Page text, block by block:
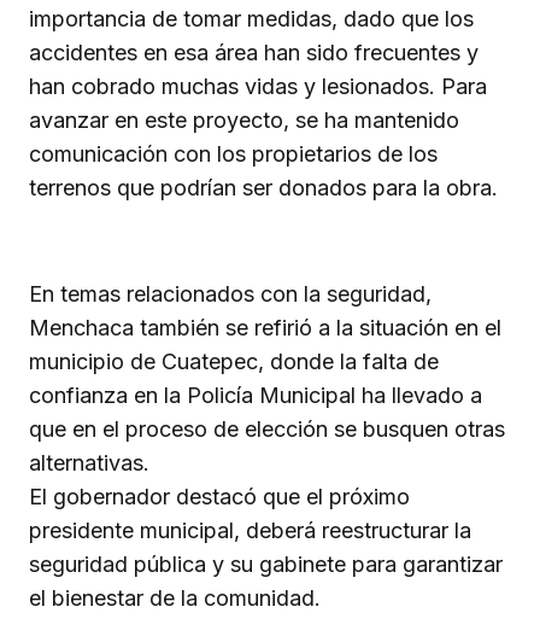
importancia de tomar medidas, dado que los
accidentes en esa área han sido frecuentes y
han cobrado muchas vidas y lesionados. Para
avanzar en este proyecto, se ha mantenido
comunicación con los propietarios de los
terrenos que podrían ser donados para la obra.
En temas relacionados con la seguridad,
Menchaca también se refirió a la situación en el
municipio de Cuatepec, donde la falta de
confianza en la Policía Municipal ha llevado a
que en el proceso de elección se busquen otras
alternativas.
El gobernador destacó que el próximo
presidente municipal, deberá reestructurar la
seguridad pública y su gabinete para garantizar
el bienestar de la comunidad.